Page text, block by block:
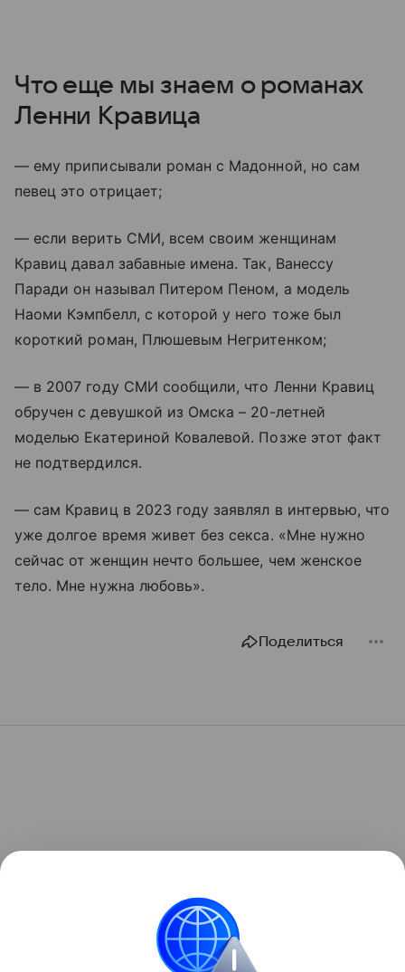
Что еще мы знаем о романах
Ленни Кравица
— ему приписывали роман с Мадонной, но сам
певец это отрицает;
— если верить СМИ, всем своим женщинам
Кравиц давал забавные имена. Так, Ванессу
Паради он называл Питером Пеном, а модель
Наоми Кэмпбелл, с которой у него тоже был
короткий роман, Плюшевым Негритенком;
— в 2007 году СМИ сообщили, что Ленни Кравиц
обручен с девушкой из Омска – 20-летней
моделью Екатериной Ковалевой. Позже этот факт
не подтвердился.
— сам Кравиц в 2023 году заявлял в интервью, что
уже долгое время живет без секса. «Мне нужно
сейчас от женщин нечто большее, чем женское
тело. Мне нужна любовь».
Поделиться